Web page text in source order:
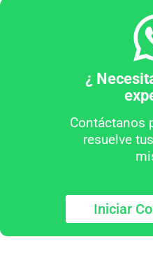
¿
Contáctanos
resuelve
Iniciar